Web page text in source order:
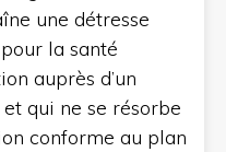
une détresse
la santé
auprès d’un
qui ne se résorbe
conforme au plan